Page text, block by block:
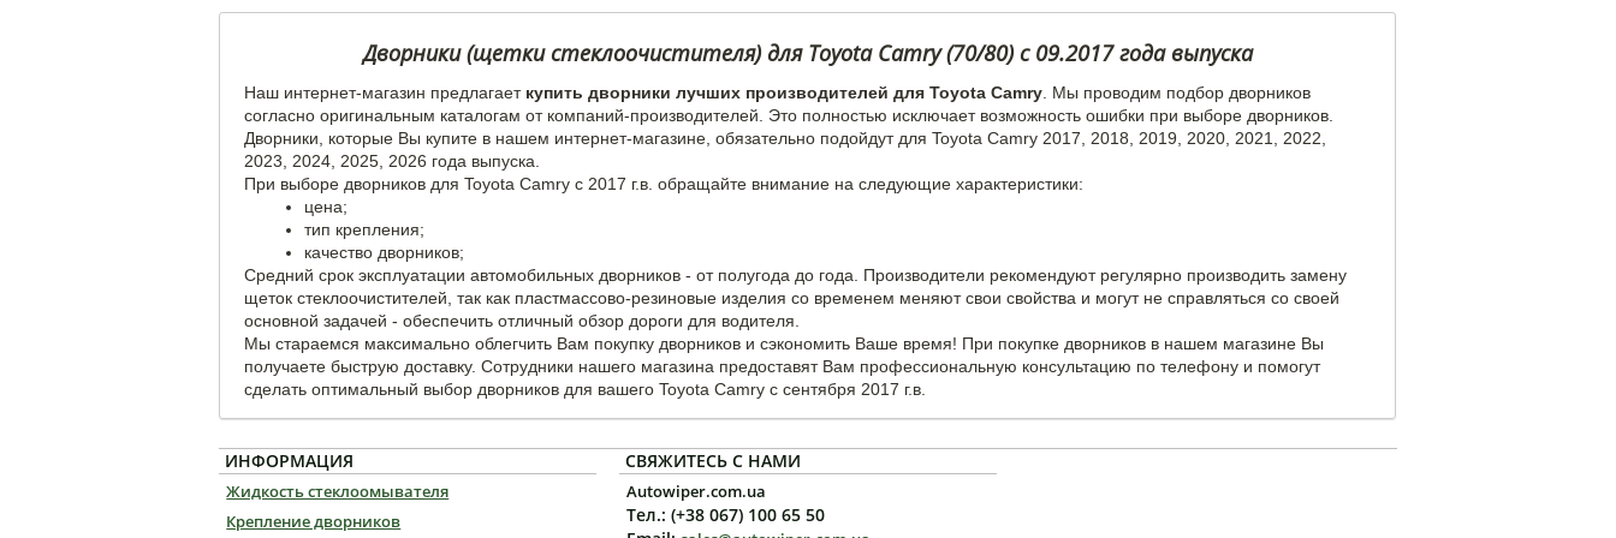
Дворники (щетки стеклоочистителя) для Toyota Camry (70/80) с 09.2017 года выпуска
Наш интернет-магазин предлагаеткупить дворники лучших производителей для Toyota Camry . Мы проводим подбор дворников
согласно оригинальным каталогам от компаний-производителей. Это полностью исключает возможность ошибки при выборе дворников.
Дворники, которые Вы купите в нашем интернет-магазине, обязательно подойдут для Toyota Camry 2017, 2018, 2019, 2020, 2021, 2022,
2023, 2024, 2025, 2026 года выпуска.
При выборе дворников для Toyota Camry с 2017 г.в. обращайте внимание на следующие характеристики:
цена;
тип крепления;
качество дворников;
Средний срок эксплуатации автомобильных дворников - от полугода до года. Производители рекомендуют регулярно производить замену
щеток стеклоочистителей, так как пластмассово-резиновые изделия со временем меняют свои свойства и могут не справляться со своей
основной задачей - обеспечить отличный обзор дороги для водителя.
Мы стараемся максимально облегчить Вам покупку дворников и сэкономить Ваше время! При покупке дворников в нашем магазине Вы
получаете быструю доставку. Сотрудники нашего магазина предоставят Вам профессиональную консультацию по телефону и помогут
сделать оптимальный выбор дворников для вашего Toyota Camry с сентября 2017 г.в.
ИНФОРМАЦИЯ
Жидкость стеклоомывателя
Крепление дворников
СВЯЖИТЕСЬ С НАМИ
Autowiper.com.ua
Тел.: (+38 067) 100 65 50